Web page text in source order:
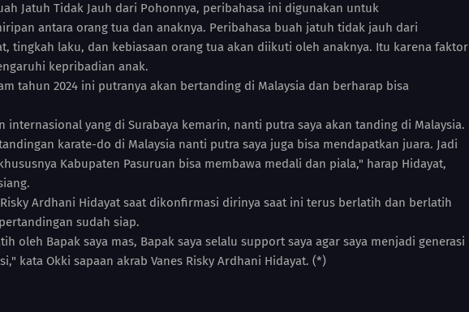
Jatuh Tidak Jauh dari Pohonnya, peribahasa ini digunakan untuk
antara orang tua dan anaknya. Peribahasa buah jatuh tidak jauh dari
tingkah laku, dan kebiasaan orang tua akan diikuti oleh anaknya. Itu karena faktor
kepribadian anak.
tahun 2024 ini putranya akan bertanding di Malaysia dan berharap bisa
internasional yang di Surabaya kemarin, nanti putra saya akan tanding di Malaysia.
karate-do di Malaysia nanti putra saya juga bisa mendapatkan juara. Jadi
Kabupaten Pasuruan bisa membawa medali dan piala," harap Hidayat,
Risky Ardhani Hidayat saat dikonfirmasi dirinya saat ini terus berlatih dan berlatih
sudah siap.
oleh Bapak saya mas, Bapak saya selalu support saya agar saya menjadi generasi
kata Okki sapaan akrab Vanes Risky Ardhani Hidayat. (*)